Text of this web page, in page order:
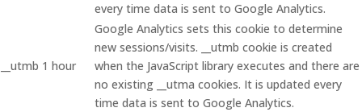
every time data is sent to Google Analytics.
__utmb 1 hour
Google Analytics sets this cookie to determine
new sessions/visits. __utmb cookie is created
when the JavaScript library executes and there are
no existing __utma cookies. It is updated every
time data is sent to Google Analytics.